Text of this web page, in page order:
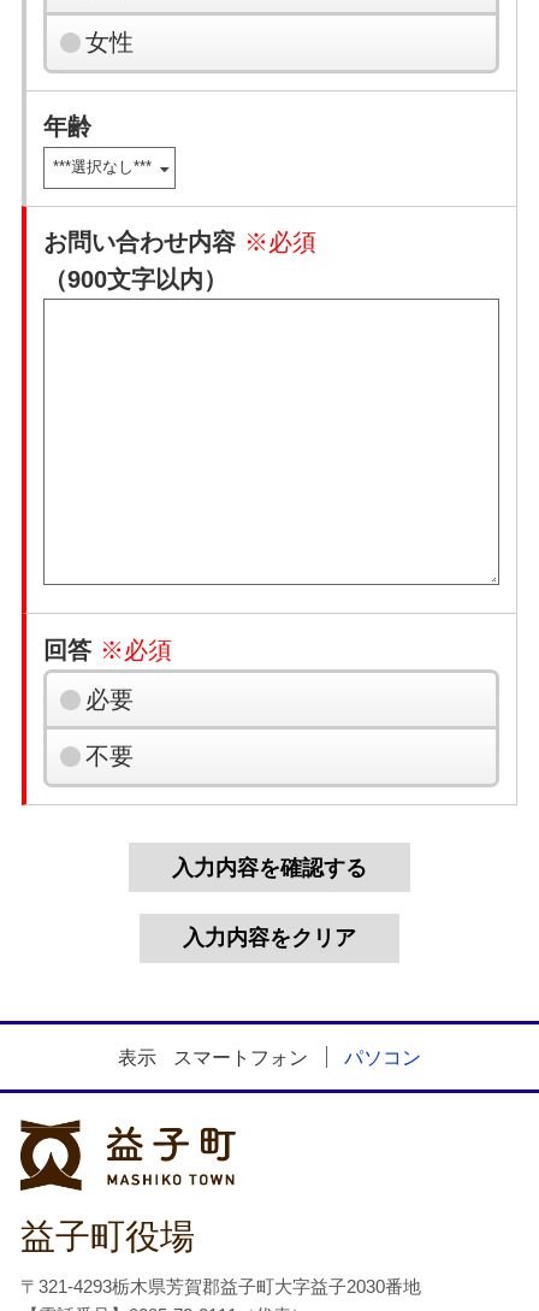
女性
年齢
お問い合わせ内容 ※必須
（900文字以内）
回答 ※必須
必要
不要
表示 スマートフォン パソコン
益子町役場
〒321-4293栃木県芳賀郡益子町大字益子2030番地